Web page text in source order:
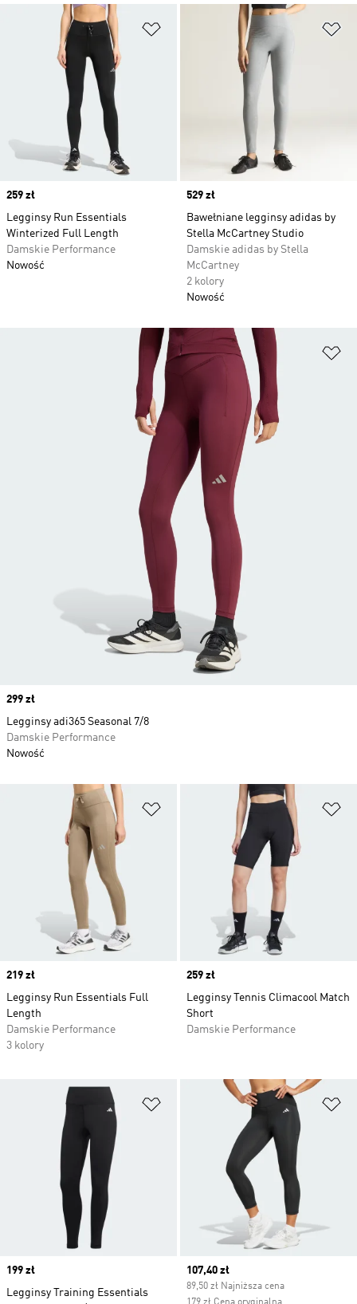
Dodaj do listy życzeń
Price
259 zł
Legginsy Run Essentials
Winterized Full Length
Damskie Performance
Nowość
Price
529 zł
Bawełniane legginsy adidas by
Stella McCartney Studio
Damskie adidas by Stella
McCartney
2 kolory
Nowość
Dodaj do listy życzeń
Price
219 zł
Legginsy Run Essentials Full
Length
Damskie Performance
3 kolory
Price
259 zł
Legginsy Tennis Climacool Match
Short
Damskie Performance
Dodaj do listy życzeń
Price
199 zł
Legginsy Training Essentials
Current price
107,40 zł
89,50 zł Najniższa cena
Price
299 zł
Legginsy adi365 Seasonal 7/8
Damskie Performance
Nowość